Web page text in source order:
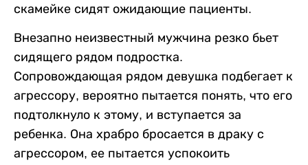
скамейке сидят ожидающие пациенты.
Внезапно неизвестный мужчина резко бьет
сидящего рядом подростка.
Сопровождающая рядом девушка подбегает к
агрессору, вероятно пытается понять, что его
подтолкнуло к этому, и вступается за
ребенка. Она храбро бросается в драку с
агрессором, ее пытается успокоить